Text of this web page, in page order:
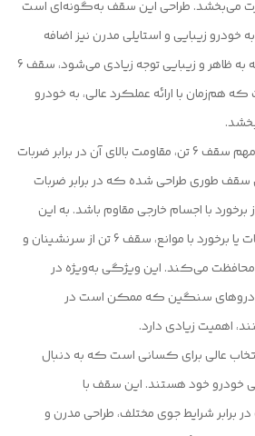
می‌بخشد. طراحی این سقف به‌گونه‌ای است
خودرو زیبایی و استایلی مدرن نیز اضافه
می‌کند. در خودروهایی که به ظاهر و زیبایی توجه زیادی می‌شود، سقف 6
با ارائه عملکرد عالی، به خودرو
یکی دیگر از ویژگی‌های مهم سقف 6 تن، مقاومت بالای آن در برابر ضربات
سقف طوری طراحی شده که در برابر ضربات
با اجسام خارجی مقاوم باشد. به این
ترتیب، در صورت بروز تصادفات یا برخورد با موانع، سقف 6 تن از سرنشینان و
محافظت می‌کند. این ویژگی به‌ویژه در
سنگین که ممکن است در
اهمیت زیادی دارد.
6 تن یک انتخاب عالی برای کسانی است که به دنبال
خودرو خود هستند. این سقف با
برابر شرایط جوی مختلف، طراحی مدرن و